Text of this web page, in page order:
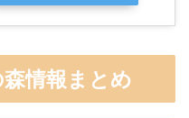
情報まとめ